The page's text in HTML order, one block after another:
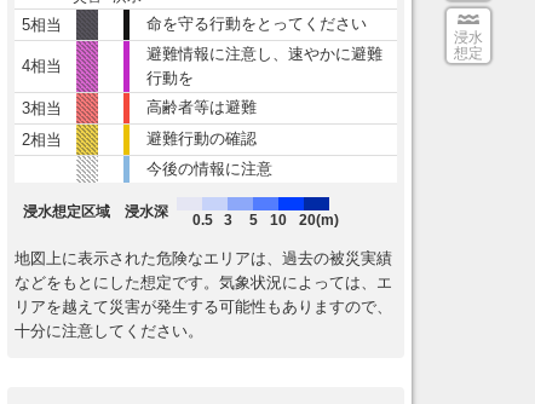
浸水
想定
5相当 命を守る行動をとってください
4相当
避難情報に注意し、速やかに避難
行動を
3相当
高齢者等は避難
2相当
避難行動の確認
今後の情報に注意
浸水想定区域 浸水深
0.5 3 5 10 20(m)
地図上に表示された危険なエリアは、過去の被災実績
などをもとにした想定です。気象状況によっては、エ
リアを越えて災害が発生する可能性もありますので、
十分に注意してください。